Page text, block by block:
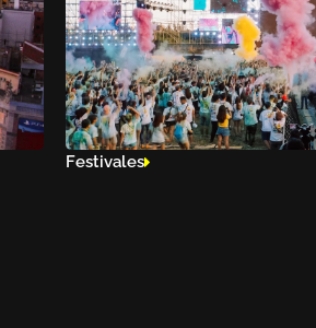
Festivales